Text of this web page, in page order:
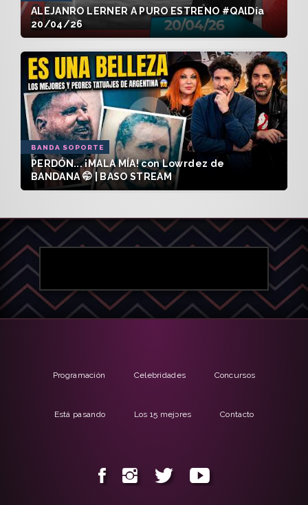
ALEJANRO LERNER A PURO ESTRENO #QAlDía
20/04/26
BANDA SOPORTE
PERDÓN... ¡MALA MÍA! con Lowrdez de
BANDANA 🤭 | BASO STREAM
Programación Celebridades Concursos
Está pasando Los 15 mejores Contacto